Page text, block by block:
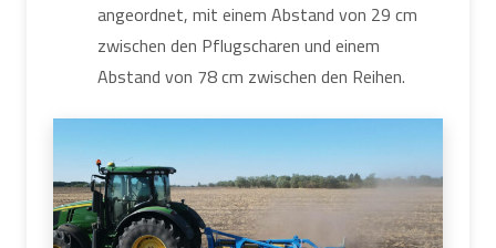
angeordnet, mit einem Abstand von 29 cm
zwischen den Pflugscharen und einem
Abstand von 78 cm zwischen den Reihen.